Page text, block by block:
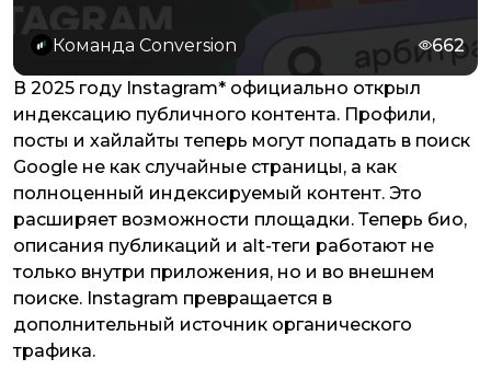
Команда Conversion 662
В 2025 году Instagram* официально открыл
индексацию публичного контента. Профили,
посты и хайлайты теперь могут попадать в поиск
Google не как случайные страницы, а как
полноценный индексируемый контент. Это
расширяет возможности площадки. Теперь био,
описания публикаций и alt-теги работают не
только внутри приложения, но и во внешнем
поиске. Instagram превращается в
дополнительный источник органического
трафика.